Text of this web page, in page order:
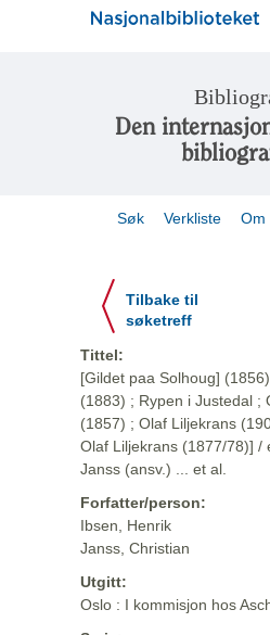
Den
Søk Verkliste Om
Tilbake til
søketreff
Tittel:
[Gildet paa Solhoug]
(1883) ; Rypen i Justedal ;
(1857) ; Olaf Liljekrans
Olaf Liljekrans (1877/78)] /
Janss (ansv.) ... et al.
Forfatter/person:
Ibsen, Henrik
Janss, Christian
Utgitt:
Oslo : I kommisjon hos